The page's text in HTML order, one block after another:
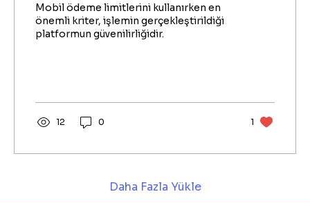
Mobil ödeme limitlerini kullanırken en
önemli kriter, işlemin gerçekleştirildiği
platformun güvenilirliğidir.
12 0 1
Daha Fazla Yükle